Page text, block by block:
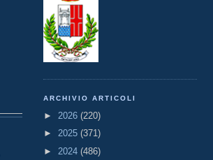
ARCHIVIO ARTICOLI
► 2026 (220)
► 2025 (371)
► 2024 (486)